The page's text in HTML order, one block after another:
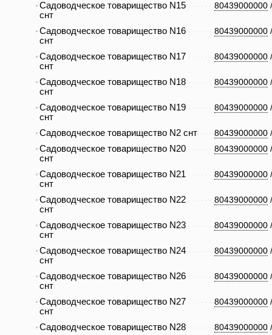
80439000000
Садоводческое товарищество N15
снт
80439000000
Садоводческое товарищество N16
снт
80439000000
Садоводческое товарищество N17
снт
80439000000
Садоводческое товарищество N18
снт
80439000000
Садоводческое товарищество N19
снт
80439000000
Садоводческое товарищество N2 снт
80439000000
Садоводческое товарищество N20
снт
80439000000
Садоводческое товарищество N21
снт
80439000000
Садоводческое товарищество N22
снт
80439000000
Садоводческое товарищество N23
снт
80439000000
Садоводческое товарищество N24
снт
80439000000
Садоводческое товарищество N26
снт
80439000000
Садоводческое товарищество N27
снт
80439000000
Садоводческое товарищество N28